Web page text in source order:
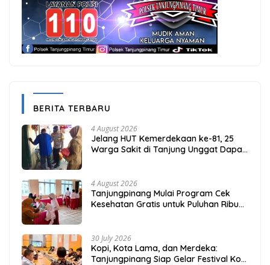
BERITA TERBARU
4 August 2026
Jelang HUT Kemerdekaan ke-81, 25
Warga Sakit di Tanjung Unggat Dapat
4 August 2026
Tanjungpinang Mulai Program Cek
Kesehatan Gratis untuk Puluhan Ribu
30 July 2026
Kopi, Kota Lama, dan Merdeka:
Tanjungpinang Siap Gelar Festival Kopi